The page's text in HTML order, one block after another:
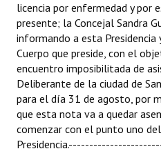
Informes de Unidad
Ejecución Presupuestaria
Actas de Audiencias Públicas
NORMATIVA
Comunicaciones
licencia por enfermedad y por
presente; la Concejal Sandra
informando a esta
Cuerpo que preside, con el
encuentro imposibilitada de
Deliberante de la ciudad de
para el día 31 de agosto, por
que esta nota va a quedar
comenzar con el punto uno